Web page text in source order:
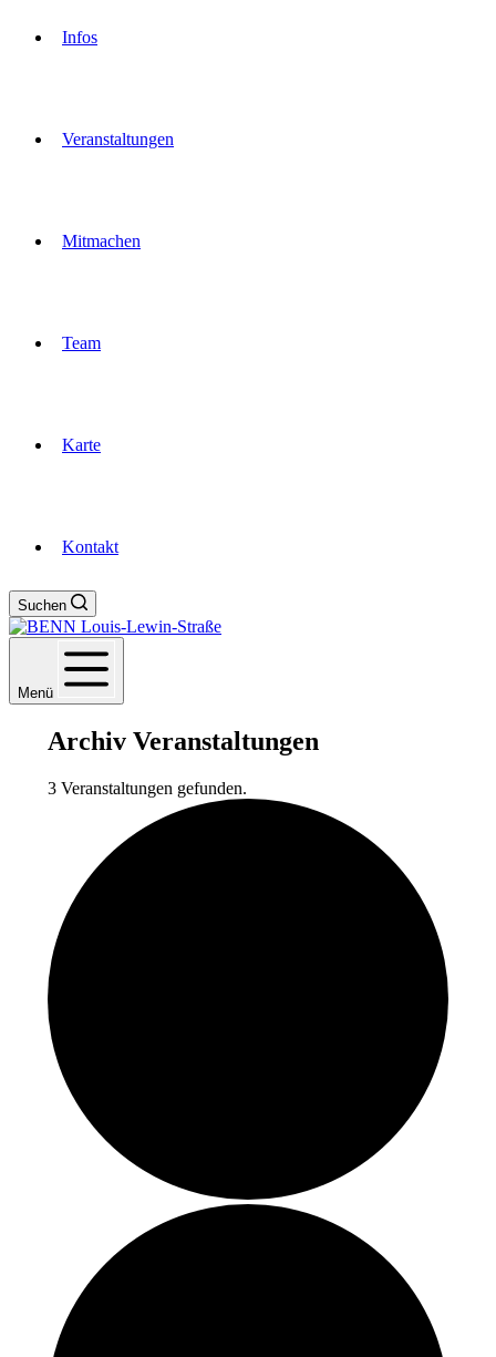
Infos
Veranstaltungen
Mitmachen
Team
Karte
Kontakt
Suchen
Menü
Archiv Veranstaltungen
3 Veranstaltungen gefunden.